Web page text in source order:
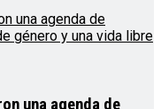
una agenda de